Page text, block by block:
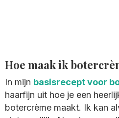
Hoe maak ik
In mijn basisrecept voor
haarfijn uit hoe je een
botercrème maakt. Ik kan